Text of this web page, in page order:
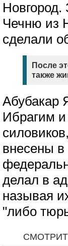
Новгород.
Чечню из
сделали
После
также
Абубакар
Ибрагим и
внесены в
делал в
называя
"либо